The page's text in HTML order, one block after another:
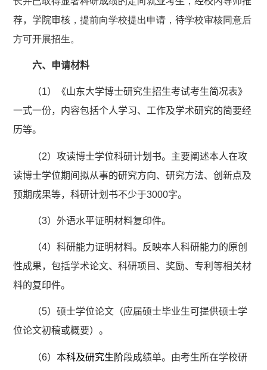
荐，学院审核 ，提前向学校提出申请， 待学校审核同意后
方可开展招生。
六、申请材料
（1）《山东大学博士研究生招生考试考生简况表》
一式一份，内容包括个人学习、工作及学术研究的简要经
历等。
（2）攻读博士学位科研计划书。主要阐述本人在攻
读博士学位期间拟从事的研究方向、研究方法、创新点及
预期成果等，科研计划书不少于3000字。
（3）外语水平证明材料复印件。
（4）科研能力证明材料。反映本人科研能力的原创
性成果，包括学术论文、科研项目、奖励、专利等相关材
料的复印件。
（5）硕士学位论文（应届硕士毕业生可提供硕士学
位论文初稿或概要）。
（6） 本科及研究生阶段成绩单。由考生所在学校研